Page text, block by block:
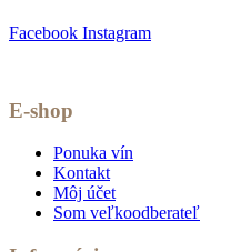
Facebook Instagram
E-shop
Ponuka vín
Kontakt
Môj účet
Som veľkoodberateľ